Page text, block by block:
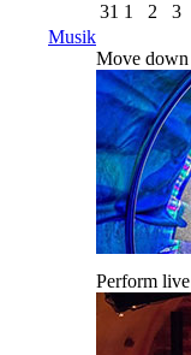
31 1 2 3
Musik
Move down
Perform live